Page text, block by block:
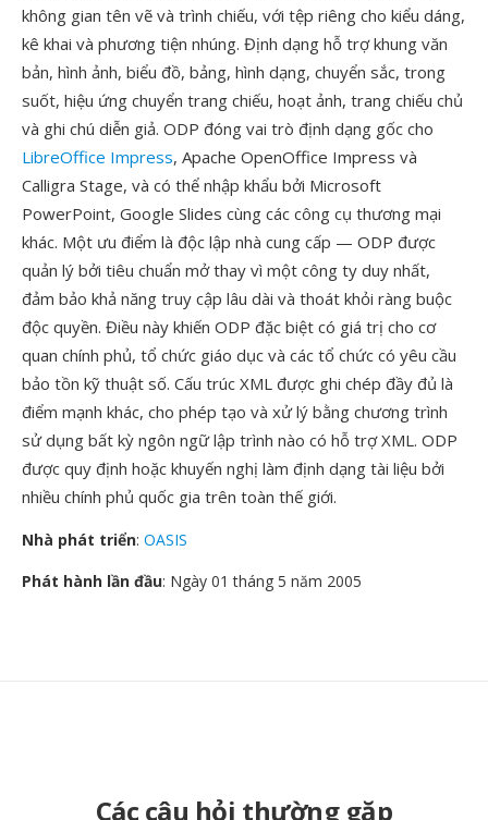
không gian tên vẽ và trình chiếu, với tệp riêng cho kiểu dáng,
kê khai và phương tiện nhúng. Định dạng hỗ trợ khung văn
bản, hình ảnh, biểu đồ, bảng, hình dạng, chuyển sắc, trong
suốt, hiệu ứng chuyển trang chiếu, hoạt ảnh, trang chiếu chủ
và ghi chú diễn giả. ODP đóng vai trò định dạng gốc cho
LibreOffice Impress, Apache OpenOffice Impress và
Calligra Stage, và có thể nhập khẩu bởi Microsoft
PowerPoint, Google Slides cùng các công cụ thương mại
khác. Một ưu điểm là độc lập nhà cung cấp — ODP được
quản lý bởi tiêu chuẩn mở thay vì một công ty duy nhất,
đảm bảo khả năng truy cập lâu dài và thoát khỏi ràng buộc
độc quyền. Điều này khiến ODP đặc biệt có giá trị cho cơ
quan chính phủ, tổ chức giáo dục và các tổ chức có yêu cầu
bảo tồn kỹ thuật số. Cấu trúc XML được ghi chép đầy đủ là
điểm mạnh khác, cho phép tạo và xử lý bằng chương trình
sử dụng bất kỳ ngôn ngữ lập trình nào có hỗ trợ XML. ODP
được quy định hoặc khuyến nghị làm định dạng tài liệu bởi
nhiều chính phủ quốc gia trên toàn thế giới.
Nhà phát triển: OASIS
Phát hành lần đầu: Ngày 01 tháng 5 năm 2005
Các câu hỏi thường gặp